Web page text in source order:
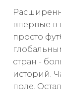
впервые в
просто
стран -
историй.
поле.